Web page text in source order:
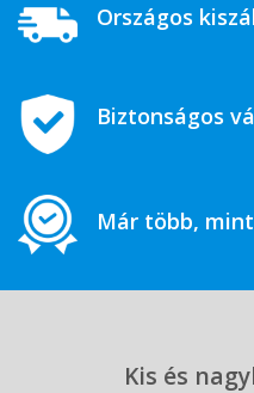
Országos
Biztonságos
Már több,
Kis és